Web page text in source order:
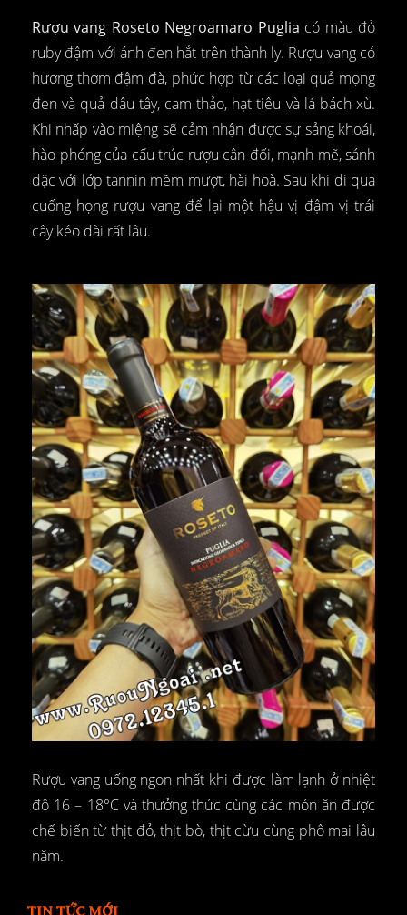
Rượu vang Roseto Negroamaro Puglia có màu đỏ
ruby đậm với ánh đen hắt trên thành ly. Rượu vang có
hương thơm đậm đà, phức hợp từ các loại quả mọng
đen và quả dâu tây, cam thảo, hạt tiêu và lá bách xù.
Khi nhấp vào miệng sẽ cảm nhận được sự sảng khoái,
hào phóng của cấu trúc rượu cân đối, mạnh mẽ, sánh
đặc với lớp tannin mềm mượt, hài hoà. Sau khi đi qua
cuống họng rượu vang để lại một hậu vị đậm vị trái
cây kéo dài rất lâu.
Rượu vang uống ngon nhất khi được làm lạnh ở nhiệt
độ 16 – 18°C và thưởng thức cùng các món ăn được
chế biến từ thịt đỏ, thịt bò, thịt cừu cùng phô mai lâu
năm.
TIN TỨC MỚI